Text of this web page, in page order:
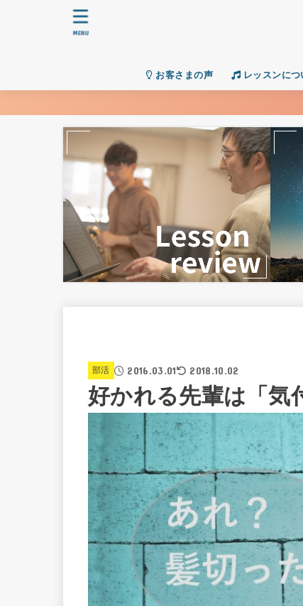
お客さまの声 レッスンにつ
MENU
部活 2016.03.01 2018.10.02
好かれる先輩は「気